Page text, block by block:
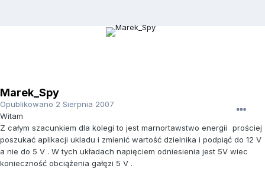
Marek_Spy
Opublikowano 2 Sierpnia 2007
Witam
Z całym szacunkiem dla kolegi to jest marnortawstwo energii
prościej
poszukać aplikacji ukladu i zmienić wartość dzielnika i podpiąć do 12 V
a nie do 5 V . W tych układach napięciem odniesienia jest 5V wiec
konieczność obciążenia gałęzi 5 V .